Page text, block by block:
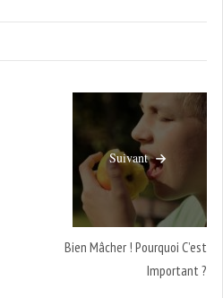
Suivant
Bien Mâcher ! Pourquoi C’est
Important ?